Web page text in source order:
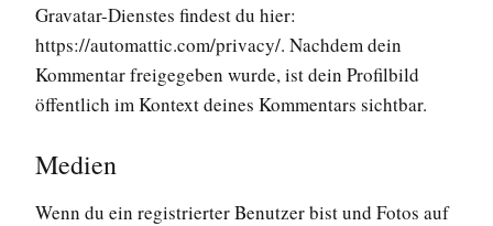
Gravatar-Dienstes findest du hier:
https://automattic.com/privacy/. Nachdem dein
Kommentar freigegeben wurde, ist dein Profilbild
öffentlich im Kontext deines Kommentars sichtbar.
Medien
Wenn du ein registrierter Benutzer bist und Fotos auf